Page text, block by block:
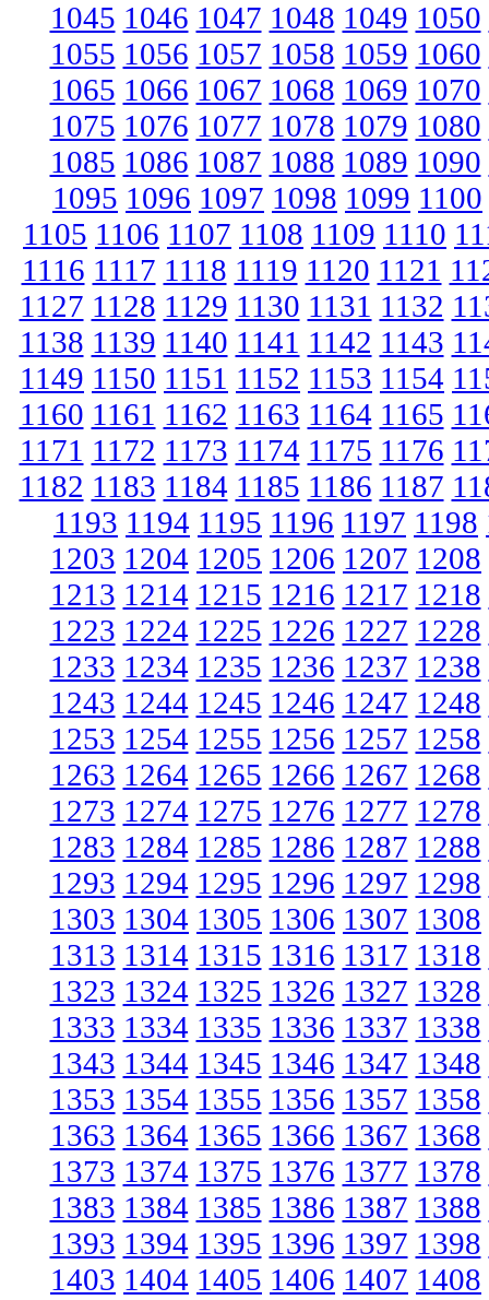
1045 1046 1047 1048 1049 1050
1055 1056 1057 1058 1059 1060
1065 1066 1067 1068 1069 1070
1075 1076 1077 1078 1079 1080
1085 1086 1087 1088 1089 1090
1095 1096 1097 1098 1099 1100
1105 1106 1107 1108 1109 1110
1116 1117 1118 1119 1120 1121
1127 1128 1129 1130 1131 1132
1138 1139 1140 1141 1142 1143
1149 1150 1151 1152 1153 1154
1160 1161 1162 1163 1164 1165
1171 1172 1173 1174 1175 1176
1182 1183 1184 1185 1186 1187
1193 1194 1195 1196 1197 1198
1203 1204 1205 1206 1207 1208
1213 1214 1215 1216 1217 1218
1223 1224 1225 1226 1227 1228
1233 1234 1235 1236 1237 1238
1243 1244 1245 1246 1247 1248
1253 1254 1255 1256 1257 1258
1263 1264 1265 1266 1267 1268
1273 1274 1275 1276 1277 1278
1283 1284 1285 1286 1287 1288
1293 1294 1295 1296 1297 1298
1303 1304 1305 1306 1307 1308
1313 1314 1315 1316 1317 1318
1323 1324 1325 1326 1327 1328
1333 1334 1335 1336 1337 1338
1343 1344 1345 1346 1347 1348
1353 1354 1355 1356 1357 1358
1363 1364 1365 1366 1367 1368
1373 1374 1375 1376 1377 1378
1383 1384 1385 1386 1387 1388
1393 1394 1395 1396 1397 1398
1403 1404 1405 1406 1407 1408